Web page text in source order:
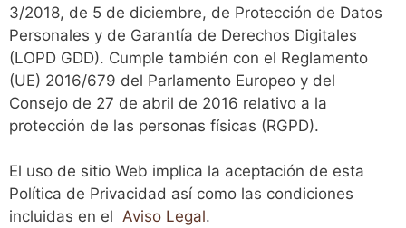
3/2018, de 5 de diciembre, de Protección de Datos
Personales y de Garantía de Derechos Digitales
(LOPD GDD). Cumple también con el Reglamento
(UE) 2016/679 del Parlamento Europeo y del
Consejo de 27 de abril de 2016 relativo a la
protección de las personas físicas (RGPD).
El uso de sitio Web implica la aceptación de esta
Política de Privacidad así como las condiciones
incluidas en el Aviso Legal.